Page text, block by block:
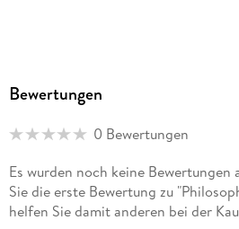
Bewertungen
0 Bewertungen
Es wurden noch keine Bewertungen
Sie die erste Bewertung zu
helfen Sie damit anderen bei der